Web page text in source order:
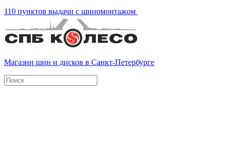
110 пунктов выдачи с шиномонтажом
Магазин шин и дисков в Санкт-Петербурге